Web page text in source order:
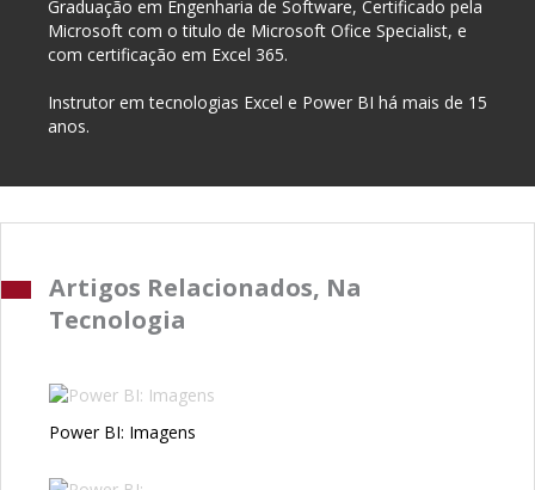
Graduação em Engenharia de Software, Certificado pela
Microsoft com o titulo de Microsoft Ofice Specialist, e
com certificação em Excel 365.
Instrutor em tecnologias Excel e Power BI há mais de 15
anos.
Artigos Relacionados, Na
Tecnologia
Power BI: Imagens